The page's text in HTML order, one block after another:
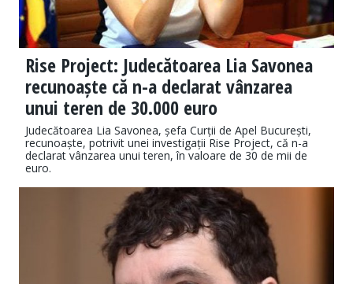
Rise Project: Judecătoarea Lia Savonea
recunoaște că n-a declarat vânzarea
unui teren de 30.000 euro
Judecătoarea Lia Savonea, șefa Curții de Apel București,
recunoaște, potrivit unei investigații Rise Project, că n-a
declarat vânzarea unui teren, în valoare de 30 de mii de
euro.